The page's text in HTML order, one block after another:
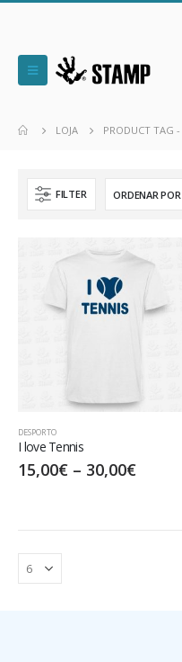
LOJA PRODUCT TAG -
FILTER
DESPORTO
I love Tennis
15,00€ – 30,00€